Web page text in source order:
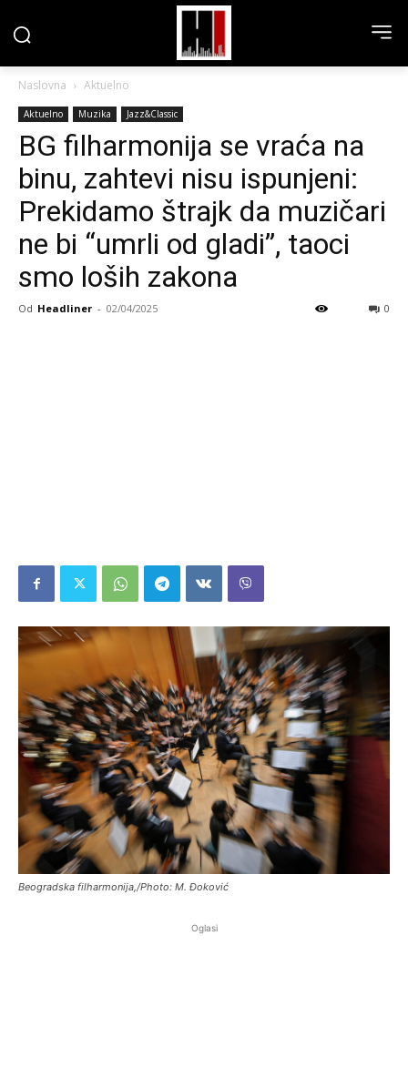
Naslovna Aktuelno
Aktuelno Muzika Jazz&Classic
BG filharmonija se vraća na
binu, zahtevi nisu ispunjeni:
Prekidamo štrajk da muzičari
ne bi “umrli od gladi”, taoci
smo loših zakona
Od Headliner - 02/04/2025 0
Beogradska filharmonija,/Photo: M. Đoković
Oglasi